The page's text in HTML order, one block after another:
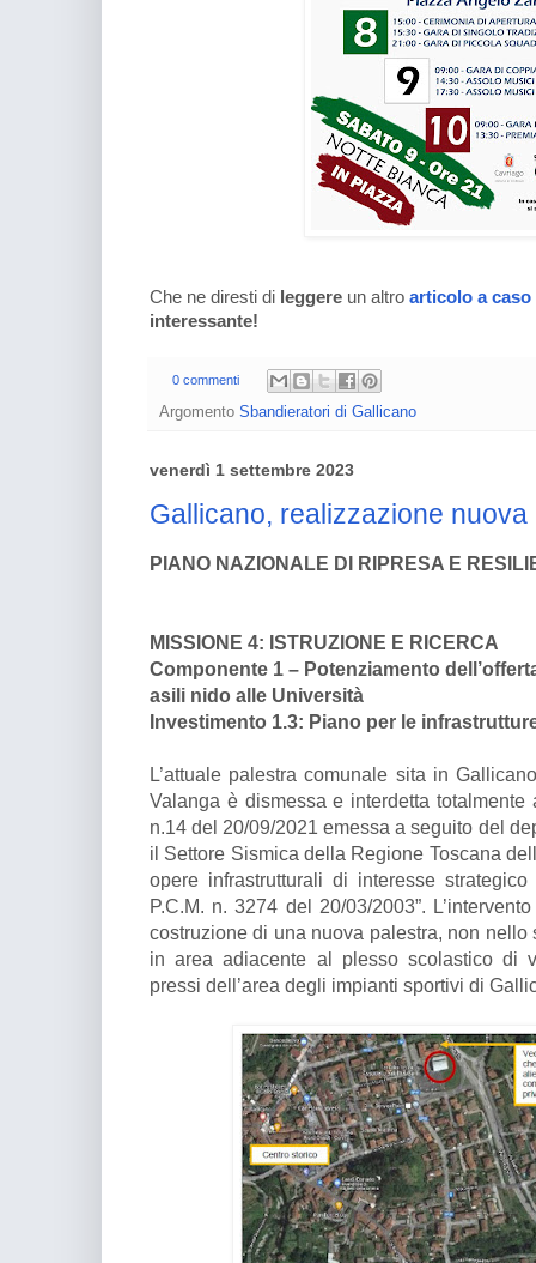
Che ne diresti di leggere un altro articolo a caso
interessante!
0 commenti
Argomento Sbandieratori di Gallicano
venerdì 1 settembre 2023
Gallicano, realizzazione nuova
PIANO NAZIONALE DI RIPRESA E
MISSIONE 4: ISTRUZIONE E RICERCA
Componente 1 – Potenziamento
asili nido alle Università
Investimento 1.3: Piano per le
L’attuale palestra comunale sita in
Valanga è dismessa e interdetta totalmente
n.14 del 20/09/2021 emessa a seguito del
il Settore Sismica della Regione Toscana
opere infrastrutturali di interesse
P.C.M. n. 3274 del 20/03/2003”.
costruzione di una nuova palestra, non
in area adiacente al plesso scolastico di
pressi dell’area degli impianti sportivi di